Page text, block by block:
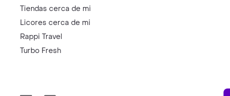
Tiendas cerca de mi
Licores cerca de mi
Rappi Travel
Turbo Fresh